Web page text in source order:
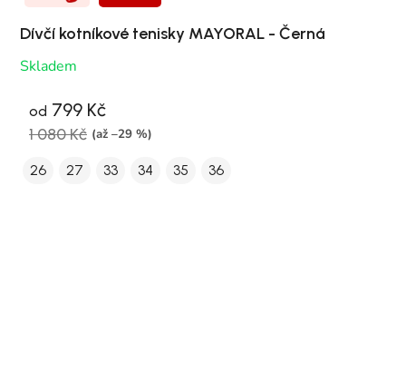
Dívčí kotníkové tenisky MAYORAL - Černá
Skladem
od 799 Kč
1 080 Kč (až –29 %)
26 27 33 34 35 36